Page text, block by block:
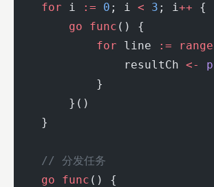
    for
i := 0 ; i < 3 ; i++ {
        go
func () {
            for
line := range
                resultCh
<-
            }
        }()
    }
    // 分发任务
    go
func () {